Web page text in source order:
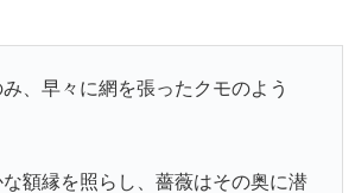
み、早々に網を張ったクモのよう
額縁を照らし、薔薇はその奥に潜